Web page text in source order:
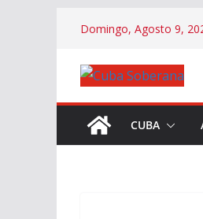
Domingo, Agosto 9,
CUBA